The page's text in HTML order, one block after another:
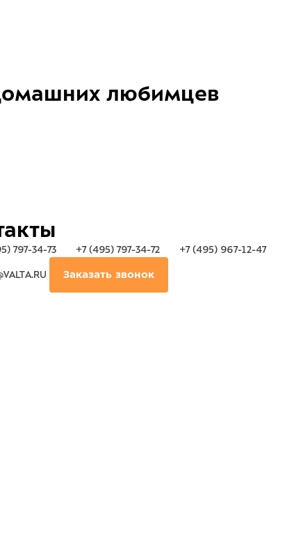
любимцев
797-34-73 +7 (495) 797-34-72 +7 (495) 967-12-47
Заказать звонок